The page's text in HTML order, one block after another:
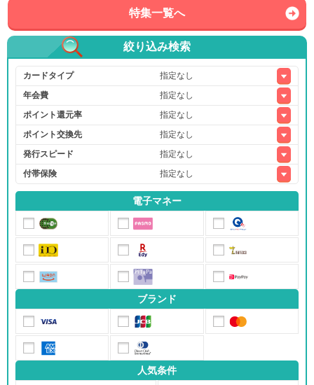
特集一覧へ
絞り込み検索
カードタイプ
年会費
ポイント還元率
ポイント交換先
発行スピード
付帯保険
電子マネー
ブランド
人気条件